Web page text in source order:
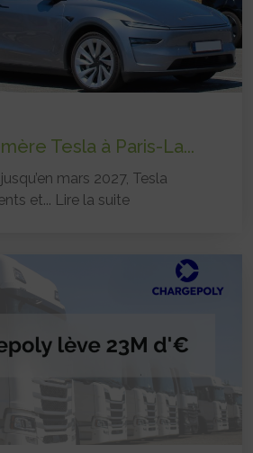
Tesla à Paris-La...
mars 2027, Tesla
et... Lire la suite